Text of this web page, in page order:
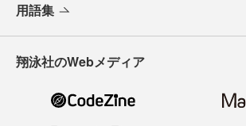
用語集
翔泳社のWebメディア